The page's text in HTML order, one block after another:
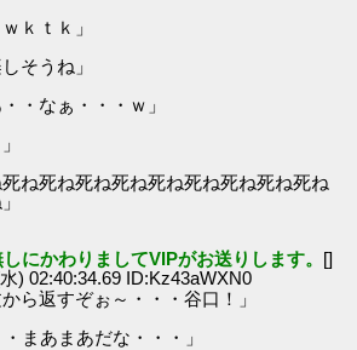
ｋｔｋ」
そうね」
・なぁ・・・ｗ」
ね死ね死ね死ね死ね死ね死ね死ね死ね
にかわりましてVIPがお送りします。 []
) 02:40:34.69 ID:Kz43aWXN0
ら返すぞぉ～・・・谷口！」
まあまあだな・・・」